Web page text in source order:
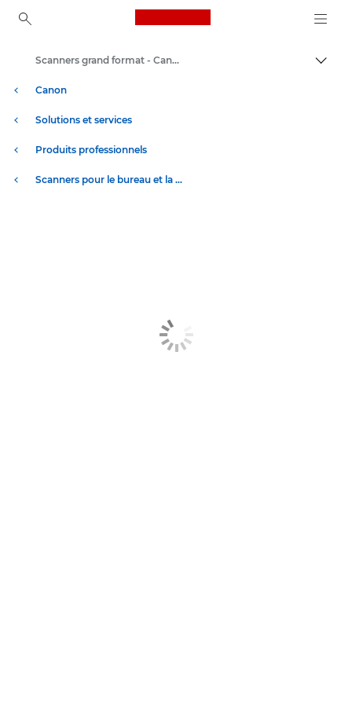
Canon Logo, back to
Canon
Solutions et services
Produits professionnels
Scanners pour le bureau et la maison
Scanners grand format - Canon Luxembourg